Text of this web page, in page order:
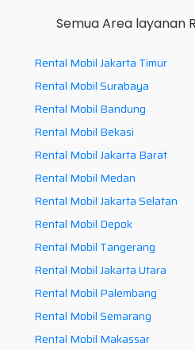
Semua Area layanan
Rental Mobil Jakarta Timur
Rental Mobil Surabaya
Rental Mobil Bandung
Rental Mobil Bekasi
Rental Mobil Jakarta Barat
Rental Mobil Medan
Rental Mobil Jakarta Selatan
Rental Mobil Depok
Rental Mobil Tangerang
Rental Mobil Jakarta Utara
Rental Mobil Palembang
Rental Mobil Semarang
Rental Mobil Makassar